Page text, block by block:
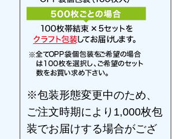
※包装形態変更中のため、
ご注文時期により1,000枚包
装でお届けする場合がござ